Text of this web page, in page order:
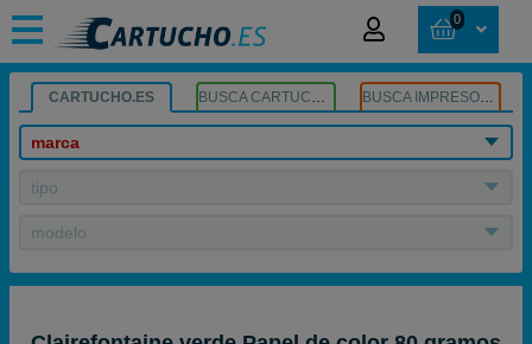
0
CARTUCHO.ES BUSCA CARTUCHOS BUSCA IMPRESORA
marca
tipo
modelo